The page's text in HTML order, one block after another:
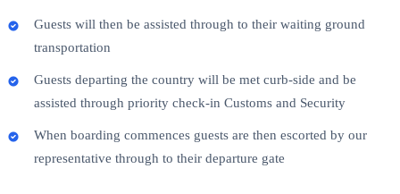
Guests will then be assisted through to their waiting ground
transportation
Guests departing the country will be met curb-side and be
assisted through priority check-in Customs and Security
When boarding commences guests are then escorted by our
representative through to their departure gate